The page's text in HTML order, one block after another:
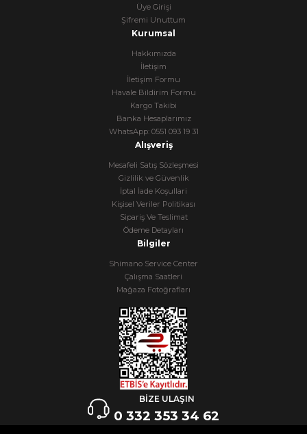
Üye Girişi
Şifremi Unuttum
Kurumsal
Hakkımızda
İletişim
İletişim Formu
Havale Bildirim Formu
Kargo Takibi
Banka Hesaplarımız
WhatsApp: 0551 093 19 31
Alışveriş
Mesafeli Satış Sözleşmesi
Gizlilik ve Güvenlik
İptal İade Koşullari
Kişisel Veriler Politikası
Sipariş Ve Teslimat
Ödeme Detayları
Bilgiler
Shimano Service Center
Çalışma Saatleri
Mağaza Fotoğrafları
BİZE ULAŞIN
0 332 353 34 62